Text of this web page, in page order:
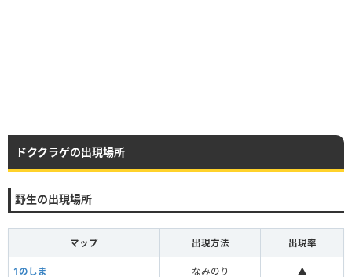
ドククラゲの出現場所
野生の出現場所
マップ 出現方法 出現率
1のしま なみのり ▲